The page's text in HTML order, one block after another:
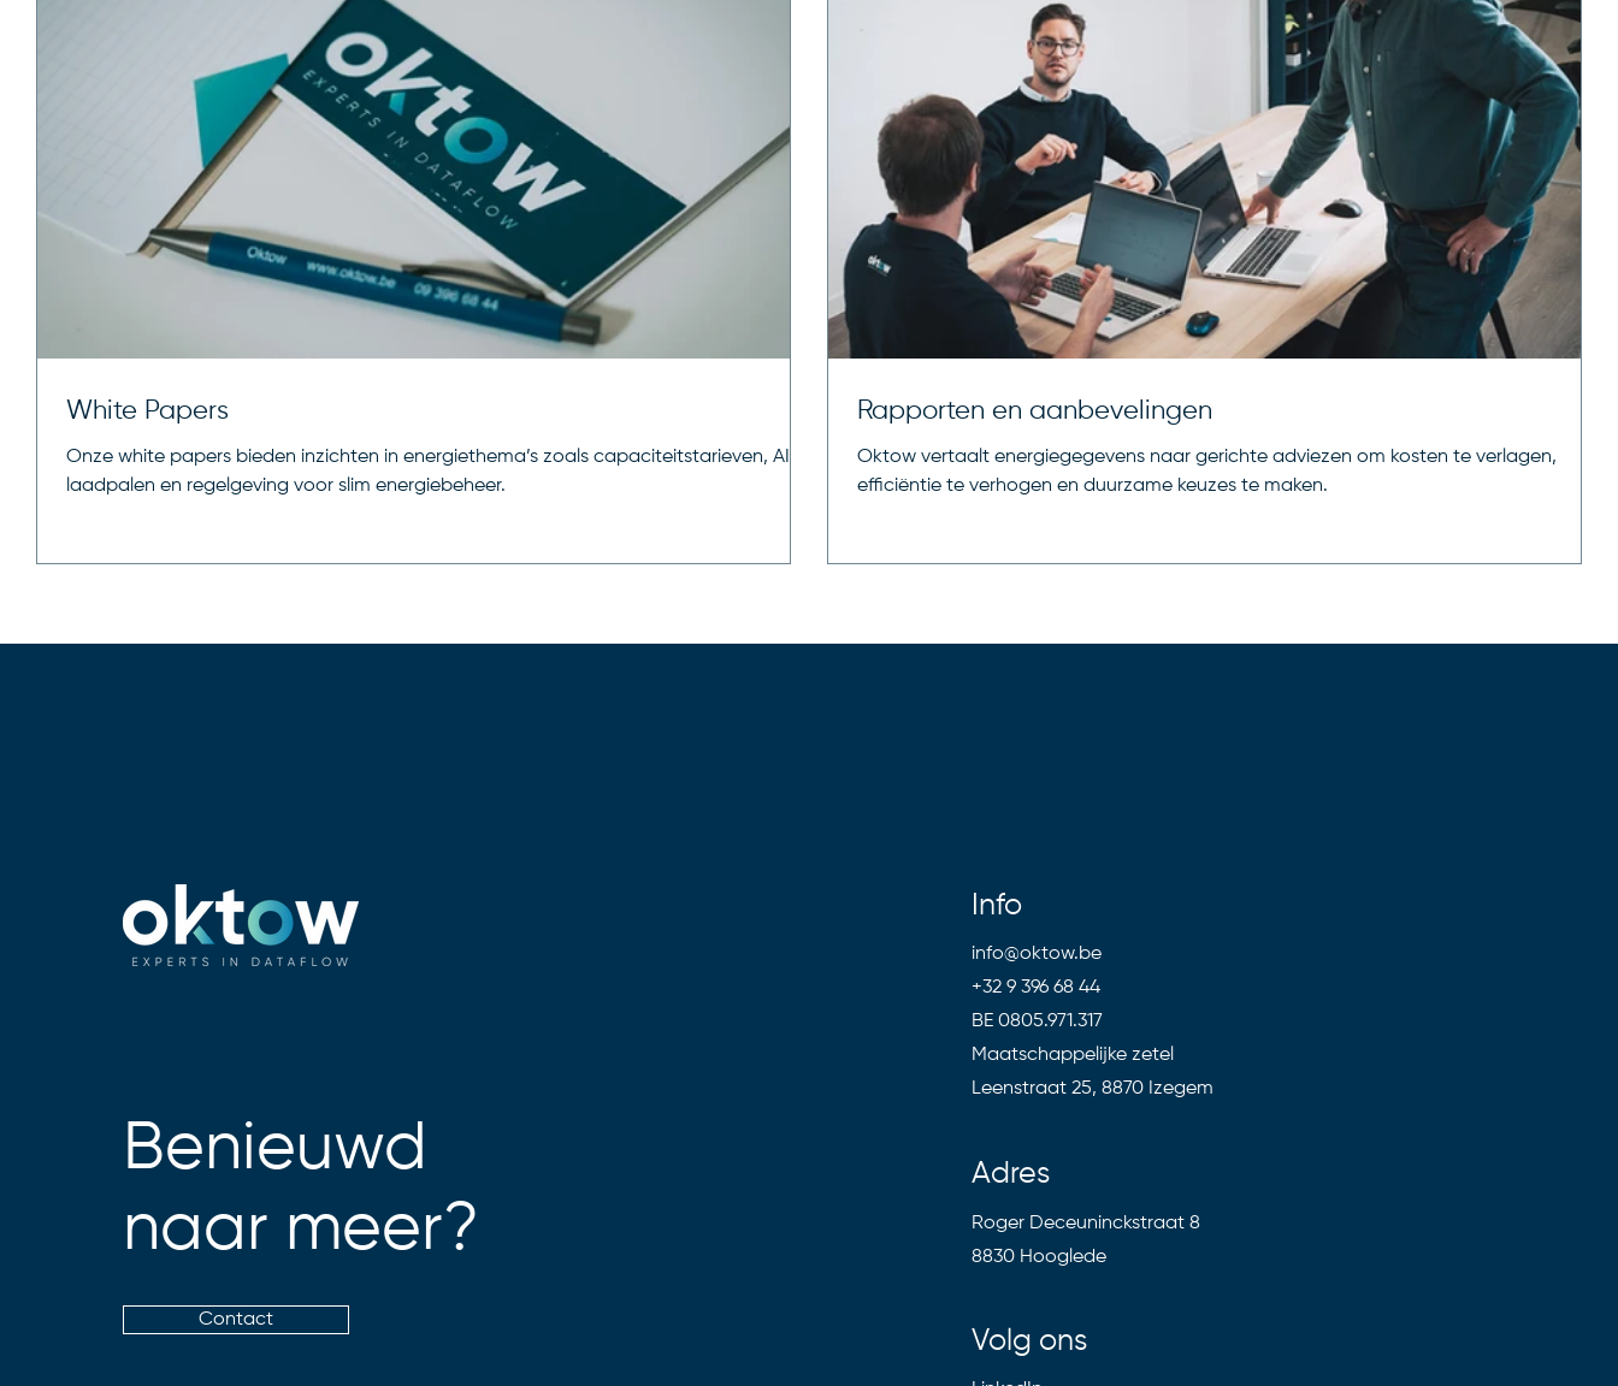
White Papers
Onze white papers bieden inzichten in energiethema’s zoals capaciteitstarieven, AI,
laadpalen en regelgeving voor slim energiebeheer.
Rapporten en aanbevelingen
Oktow vertaalt energiegegevens naar gerichte adviezen om kosten te verlagen,
efficiëntie te verhogen en duurzame keuzes te maken.
Benieuwd
naar meer?
Contact
Info
info@oktow.be
+32 9 396 68 44
BE 0805.971.317
Maatschappelijke zetel
Leenstraat 25, 8870 Izegem
Adres
Roger Deceuninckstraat 8
8830 Hooglede
Volg ons